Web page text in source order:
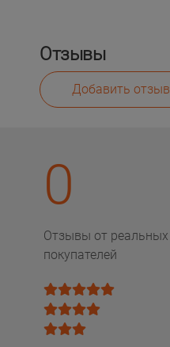
Отзывы
Добавить отзыв
0
Отзывы от реальных
покупателей